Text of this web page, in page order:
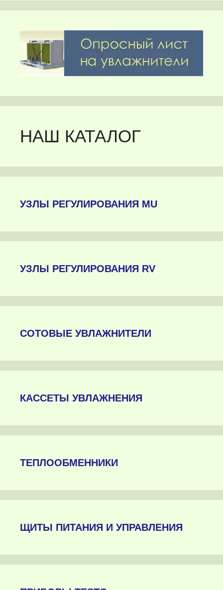
НАШ КАТАЛОГ
УЗЛЫ РЕГУЛИРОВАНИЯ MU
УЗЛЫ РЕГУЛИРОВАНИЯ RV
СОТОВЫЕ УВЛАЖНИТЕЛИ
КАССЕТЫ УВЛАЖНЕНИЯ
ТЕПЛООБМЕННИКИ
ЩИТЫ ПИТАНИЯ И УПРАВЛЕНИЯ